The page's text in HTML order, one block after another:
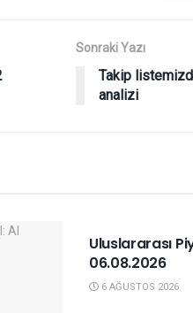
Sonraki Yazı
Takip
analizi
Uluslararası
06.08.2026
6 AĞUSTOS 2026